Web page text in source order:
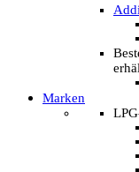
Marken